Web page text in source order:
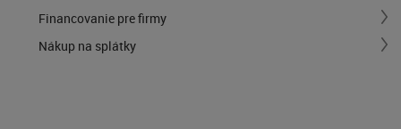
Financovanie pre firmy
Nákup na splátky